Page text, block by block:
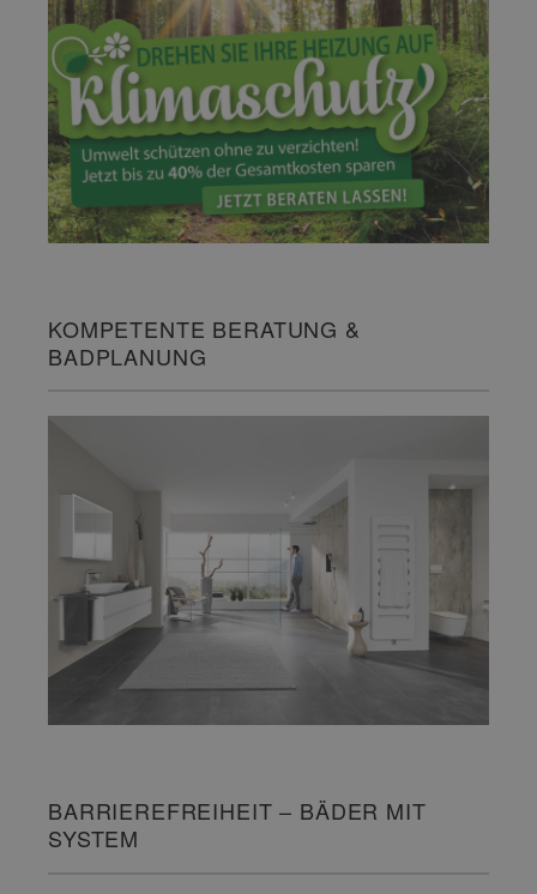
KOMPETENTE BERATUNG &
BADPLANUNG
BARRIEREFREIHEIT – BÄDER MIT
SYSTEM